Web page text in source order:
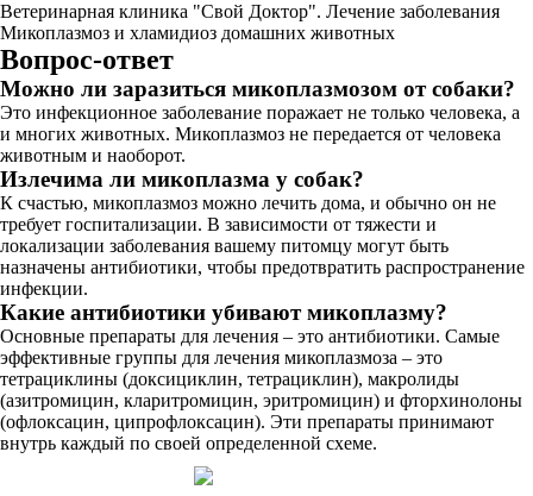
Ветеринарная клиника "Свой Доктор". Лечение заболевания
Микоплазмоз и хламидиоз домашних животных
Вопрос-ответ
Можно ли заразиться микоплазмозом от собаки?
Это инфекционное заболевание поражает не только человека, а
и многих животных. Микоплазмоз не передается от человека
животным и наоборот.
Излечима ли микоплазма у собак?
К счастью, микоплазмоз можно лечить дома, и обычно он не
требует госпитализации. В зависимости от тяжести и
локализации заболевания вашему питомцу могут быть
назначены антибиотики, чтобы предотвратить распространение
инфекции.
Какие антибиотики убивают микоплазму?
Основные препараты для лечения – это антибиотики. Самые
эффективные группы для лечения микоплазмоза – это
тетрациклины (доксициклин, тетрациклин), макролиды
(азитромицин, кларитромицин, эритромицин) и фторхинолоны
(офлоксацин, ципрофлоксацин). Эти препараты принимают
внутрь каждый по своей определенной схеме.